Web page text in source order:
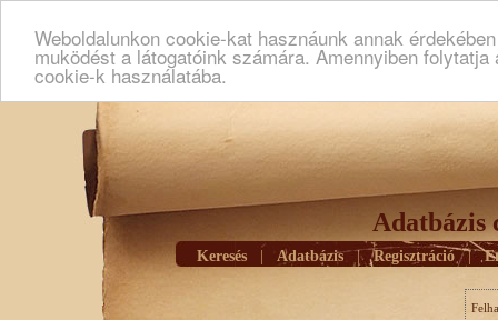
Weboldalunkon cookie-kat hasznáunk annak
muködést a látogatóink számára. Amennyiben
cookie-k használatába.
Adatbázis
Keresés Adatbázis | Regisztráció |